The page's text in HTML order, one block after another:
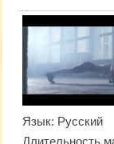
Язык: Русский